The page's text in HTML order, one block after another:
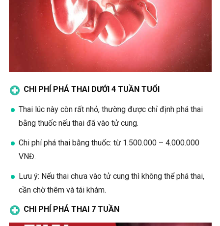
CHI PHÍ PHÁ THAI DƯỚI 4 TUẦN TUỔI
Thai lúc này còn rất nhỏ, thường được chỉ định phá thai
bằng thuốc nếu thai đã vào tử cung.
Chi phí phá thai bằng thuốc: từ 1.500.000 – 4.000.000
VNĐ.
Lưu ý: Nếu thai chưa vào tử cung thì không thể phá thai,
cần chờ thêm và tái khám.
CHI PHÍ PHÁ THAI 7 TUẦN